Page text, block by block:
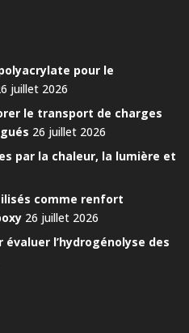
pour le
juillet 2026
le transport de charges
26 juillet 2026
par la chaleur, la lumière et
comme renfort
26 juillet 2026
l’hydrogénolyse des